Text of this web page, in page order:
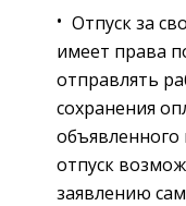
Отпуск за
имеет права
отправлять
сохранения
отпуск
заявлению